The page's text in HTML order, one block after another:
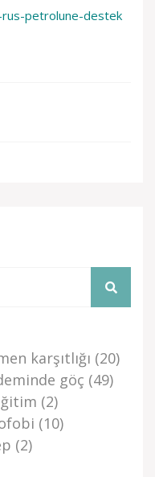
rus-petrolune-destek
karşitliği (20)
göç (49)
(2)
(10)
(2)